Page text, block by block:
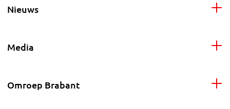
Nieuws
Media
Omroep Brabant